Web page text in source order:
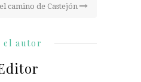
camino de Castejón
el autor